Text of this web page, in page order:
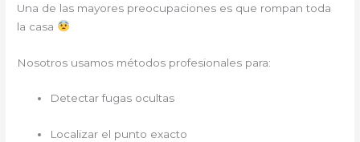
Una de las mayores preocupaciones es que rompan toda
la casa
Nosotros usamos métodos profesionales para:
Detectar fugas ocultas
Localizar el punto exacto